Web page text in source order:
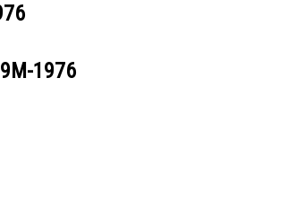
9M-1976